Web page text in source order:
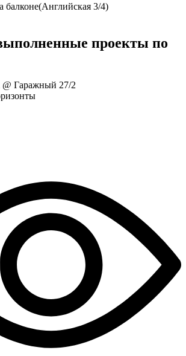
балконе(Английская 3/4)
проекты по